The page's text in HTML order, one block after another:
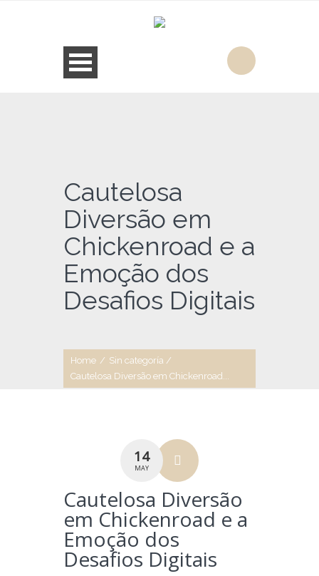
Cautelosa
Diversão em
Chickenroad e a
Emoção dos
Desafios Digitais
Home / Sin categoría /
Cautelosa Diversão em Chickenroad...
14
MAY
Cautelosa Diversão
em Chickenroad e a
Emoção dos
Desafios Digitais